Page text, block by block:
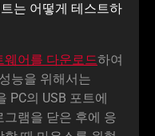
는 어떻게 테스트하
웨어를 다운로드하여
능을 위해서는
PC의 USB 포트에
램을 닫은 후에 응